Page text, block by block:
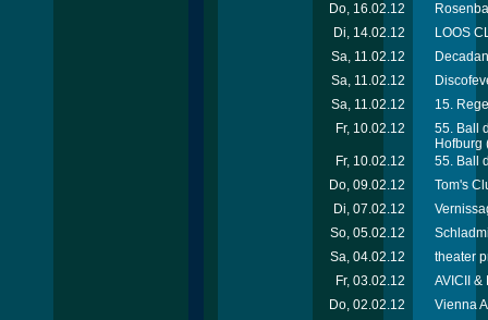
Do, 16.02.12
Di, 14.02.12
LOOS
Sa, 11.02.12
Sa, 11.02.12
Sa, 11.02.12
15.
Fr, 10.02.12
55. Ball
Hofburg
Fr, 10.02.12
55. Ball
Do, 09.02.12
Tom's
Di, 07.02.12
So, 05.02.12
Sa, 04.02.12
theater
Fr, 03.02.12
AVICII
Do, 02.02.12
Vienna